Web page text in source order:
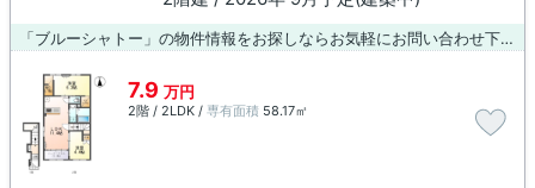
「ブルーシャトー」の物件情報をお探しならお気軽にお問い合わせ下さい。新しい生活のスタートにおすすめなのが、こちらのアパートです。住まい選びなら当社へお問い合わせください。一宮市エリアや名鉄一宮近くにある魅力的な物件を多数取り揃えております。
7.9 万円
2階 / 2LDK / 専有面積 58.17㎡